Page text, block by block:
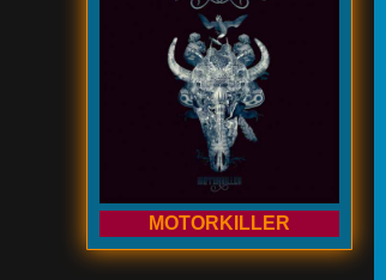
MOTORKILLER